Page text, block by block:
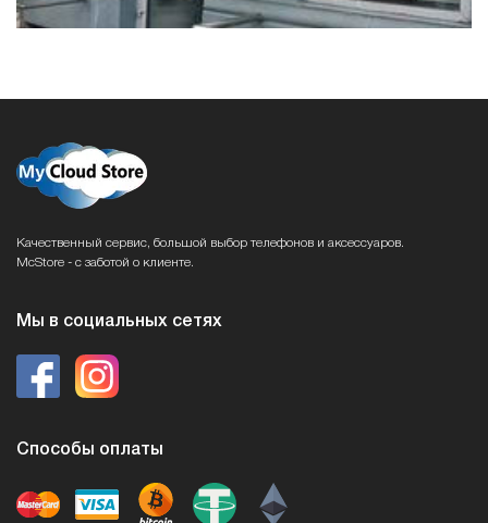
Качественный сервис, большой выбор телефонов и аксессуаров.
McStore - с заботой о клиенте.
Мы в социальных сетях
Способы оплаты